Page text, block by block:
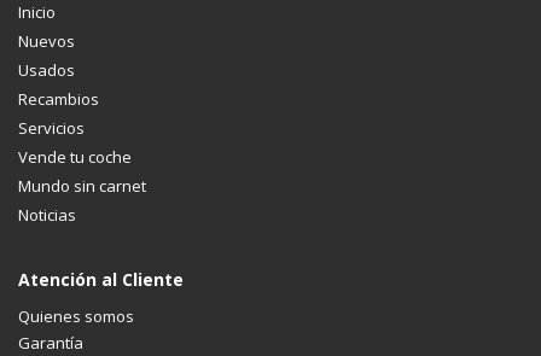
Inicio
Nuevos
Usados
Recambios
Servicios
Vende tu coche
Mundo sin carnet
Noticias
Atención al Cliente
Quienes somos
Garantía